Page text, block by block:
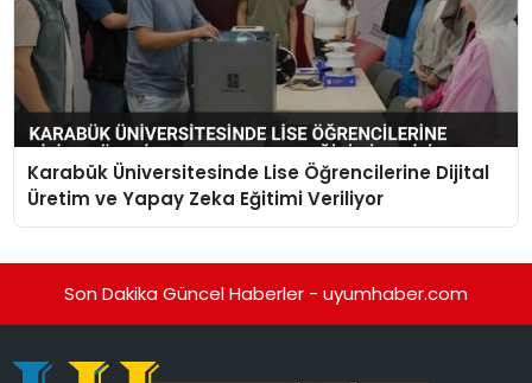
Karabük Üniversitesinde Lise Öğrencilerine Dijital
Üretim ve Yapay Zeka Eğitimi Veriliyor
Son Dakika Güncel Haberler - uyumhaber.com